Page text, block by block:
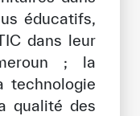
éducatifs,
dans leur
; la
technologie
qualité des